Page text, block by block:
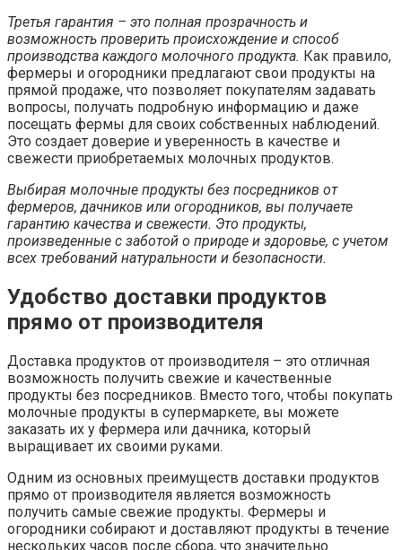
Третья гарантия – это полная прозрачность и
возможность проверить происхождение и способ
производства каждого молочного продукта. Как правило,
фермеры и огородники предлагают свои продукты на
прямой продаже, что позволяет покупателям задавать
вопросы, получать подробную информацию и даже
посещать фермы для своих собственных наблюдений.
Это создает доверие и уверенность в качестве и
свежести приобретаемых молочных продуктов.
Выбирая молочные продукты без посредников от
фермеров, дачников или огородников, вы получаете
гарантию качества и свежести. Это продукты,
произведенные с заботой о природе и здоровье, с учетом
всех требований натуральности и безопасности.
Удобство доставки продуктов
прямо от производителя
Доставка продуктов от производителя – это отличная
возможность получить свежие и качественные
продукты без посредников. Вместо того, чтобы покупать
молочные продукты в супермаркете, вы можете
заказать их у фермера или дачника, который
выращивает их своими руками.
Одним из основных преимуществ доставки продуктов
прямо от производителя является возможность
получить самые свежие продукты. Фермеры и
огородники собирают и доставляют продукты в течение
нескольких часов после сбора, что значительно